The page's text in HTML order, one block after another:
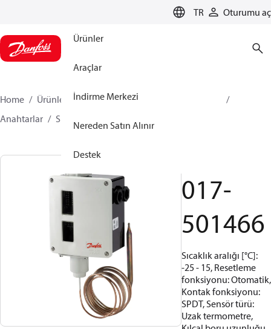
TR Oturumu aç
Ürünler
Araçlar
İndirme Merkezi
Nereden Satın Alınır
Destek
Home Ürünler
İklimlendirme Çözümleri - soğutma
Anahtarlar
Sıcaklık Anahtarları
017-
501466
Sıcaklık aralığı [°C]:
-25 - 15, Resetleme
fonksiyonu: Otomatik,
Kontak fonksiyonu:
SPDT, Sensör türü:
Uzak termometre,